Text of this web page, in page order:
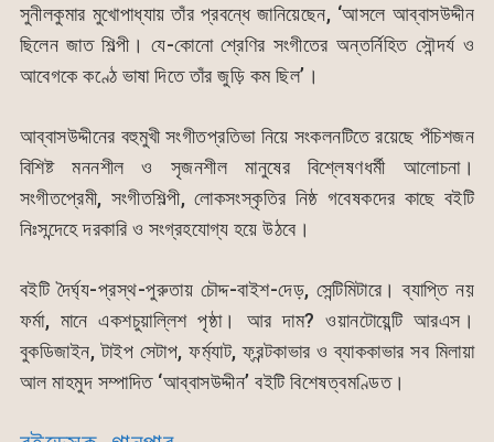
সুনীলকুমার মুখোপাধ্যায় তাঁর প্রবন্ধে জানিয়েছেন, ‘আসলে আব্বাসউদ্দীন
ছিলেন জাত শিল্পী। যে-কোনো শ্রেণির সংগীতের অন্তর্নিহিত সৌন্দর্য ও
আবেগকে কণ্ঠে ভাষা দিতে তাঁর জুড়ি কম ছিল’।
আব্বাসউদ্দীনের বহুমুখী সংগীতপ্রতিভা নিয়ে সংকলনটিতে রয়েছে পঁচিশজন
বিশিষ্ট মননশীল ও সৃজনশীল মানুষের বিশ্লেষণধর্মী আলোচনা।
সংগীতপ্রেমী, সংগীতশিল্পী, লোকসংস্কৃতির নিষ্ঠ গবেষকদের কাছে বইটি
নিঃসন্দেহে দরকারি ও সংগ্রহযোগ্য হয়ে উঠবে।
বইটি দৈর্ঘ্য-প্রস্থ-পুরুতায় চৌদ্দ-বাইশ-দেড়, সেন্টিমিটারে। ব্যাপ্তি নয়
ফর্মা, মানে একশচুয়াল্লিশ পৃষ্ঠা। আর দাম? ওয়ানটোয়েন্টি আরএস।
বুকডিজাইন, টাইপ সেটাপ, ফর্ম্যাট, ফ্রন্টকাভার ও ব্যাককাভার সব মিলায়া
আল মাহমুদ সম্পাদিত ‘আব্বাসউদ্দীন’ বইটি বিশেষত্বমণ্ডিত।